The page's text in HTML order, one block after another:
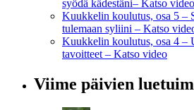
syödä kädestäni– Katso video
Kuukkelin koulutus, osa 5 –
tulemaan syliini – Katso
Kuukkelin koulutus, osa 4 –
tavoitteet – Katso video
Viime päivien